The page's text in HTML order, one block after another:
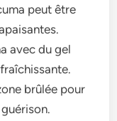
peut être
avec du gel
brûlée pour